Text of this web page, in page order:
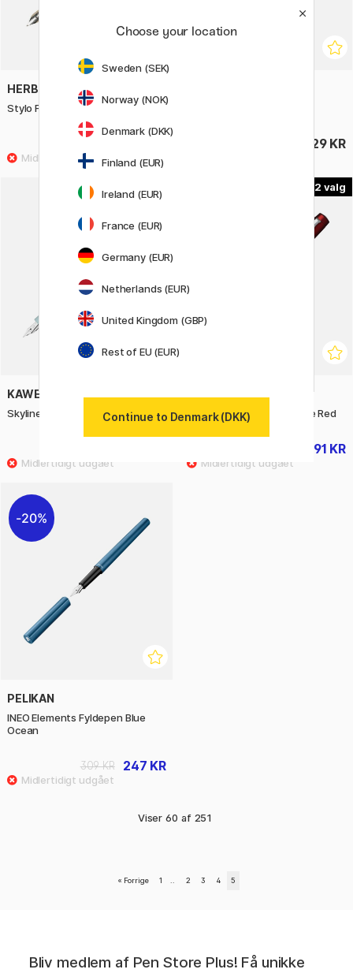
HERBIN
Stylo Fyldepen
1029 KR
KAWECO
Skyline Sport Fyldepen Mint
2
Procyon Fyldepen Carmine Red
391 KR
20%
PELIKAN
INEO Elements Fyldepen Blue
Ocean
247 KR
309 KR
Viser 60 af 251
« Forrige 1 .. 2 3 4 5
Bliv medlem af Pen Store Plus! Få unikke
Choose your location
Sweden (SEK)
Norway (NOK)
Denmark (DKK)
Finland (EUR)
Ireland (EUR)
France (EUR)
Germany (EUR)
Netherlands (EUR)
United Kingdom (GBP)
Rest of EU (EUR)
Continue to Denmark (DKK)